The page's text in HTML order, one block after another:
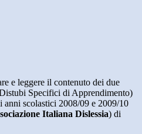
e leggere il contenuto dei due
Specifici di Apprendimento)
scolastici 2008/09 e 2009/10
Italiana Dislessia) di